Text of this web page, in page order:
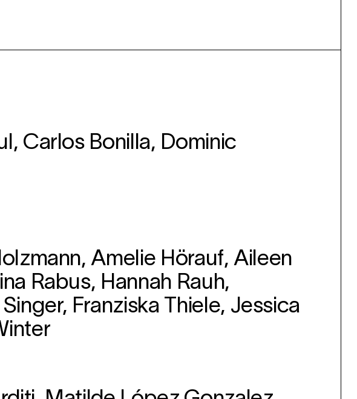
Carlos Bonilla, Dominic
Amelie Hörauf, Aileen
Rabus, Hannah Rauh,
Franziska Thiele, Jessica